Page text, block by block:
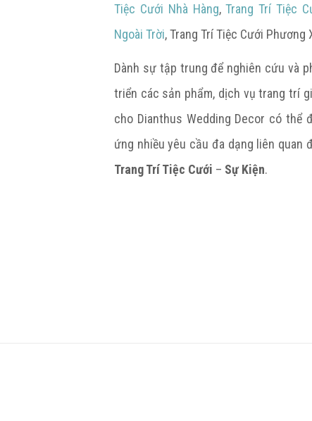
Tiệc Cưới Nhà Hàng,Trang Trí Tiệc
Ngoài Trời, Trang Trí Tiệc Cưới Phương
Dành sự tập trung để nghiên cứu và
triển các sản phẩm, dịch vụ trang trí
cho Dianthus Wedding Decor có thể
ứng nhiều yêu cầu đa dạng liên quan
Trang Trí Tiệc Cưới – Sự Kiện.